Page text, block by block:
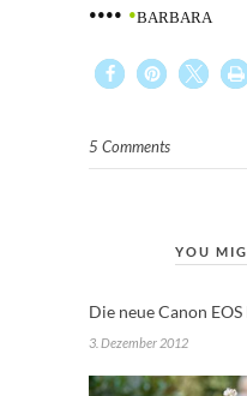
•••• •BARBARA
5 Comments
YOU
Die neue Canon EOS
3. Dezember 2012